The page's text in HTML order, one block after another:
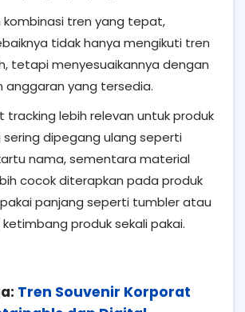
kombinasi tren yang tepat,
tidak hanya mengikuti tren
tetapi menyesuaikannya dengan
anggaran yang tersedia.
tracking lebih relevan untuk produk
dipegang ulang seperti
nama, sementara material
cocok diterapkan pada produk
panjang seperti tumbler atau
produk sekali pakai.
Tren Souvenir Korporat